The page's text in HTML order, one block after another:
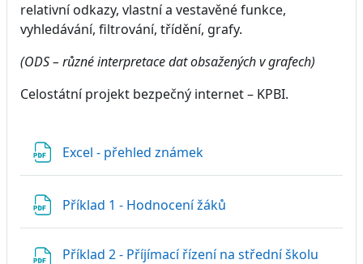
relativní odkazy, vlastní a vestavěné funkce,
vyhledávání, filtrování, třídění, grafy.
(ODS – různé interpretace dat obsažených v grafech)
Celostátní projekt bezpečný internet – KPBI.
Excel - přehled známek
Příklad 1 - Hodnocení žáků
Příklad 2 - Příjímací řízení na střední školu